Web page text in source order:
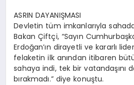
ASRIN DAYANIŞMASI
Devletin tüm imkanlarıyla
Bakan Çiftçi, “Sayın
Erdoğan’ın dirayetli ve kararlı
felaketin ilk anından itibaren
sahaya indi, tek bir vatandaşını
bırakmadı.” diye konuştu.